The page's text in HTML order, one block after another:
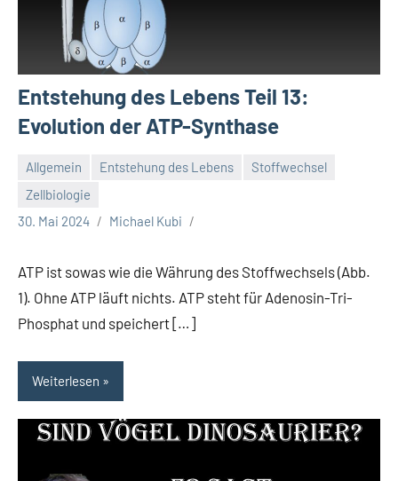
Entstehung des Lebens Teil 13:
Evolution der ATP-Synthase
Allgemein Entstehung des Lebens
Stoffwechsel
Zellbiologie
30. Mai 2024
Michael Kubi
ATP ist sowas wie die Währung des Stoffwechsels (Abb.
1). Ohne ATP läuft nichts. ATP steht für Adenosin-Tri-
Phosphat und speichert […]
Weiterlesen